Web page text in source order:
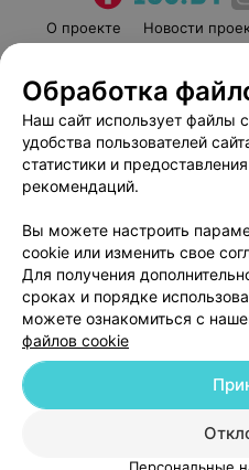
О проекте Новости
Пользовательское
Вакансии
Написать
Обработка
© 2026 ООО «Артокс Лаб», УНП
Служба поддержки
Обработка
Наш сайт использует файлы
удобства пользователей
статистики и
рекомендаций.
Вы можете настроить
cookie или изменить свое
Для получения
сроках и порядке
можете ознакомиться с
файлов cookie